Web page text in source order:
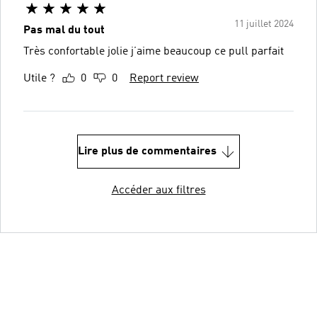
11 juillet 2024
Pas mal du tout
Très confortable jolie j’aime beaucoup ce pull parfait
Utile ? 0 0 Report review
Lire plus de commentaires
Accéder aux filtres